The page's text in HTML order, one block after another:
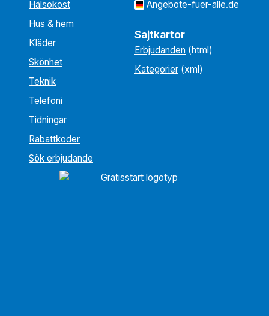
Hälsokost
Hus & hem
Kläder
Skönhet
Teknik
Telefoni
Tidningar
Rabattkoder
Sök erbjudande
Angebote-fuer-alle.de
Sajtkartor
Erbjudanden (html)
Kategorier (xml)